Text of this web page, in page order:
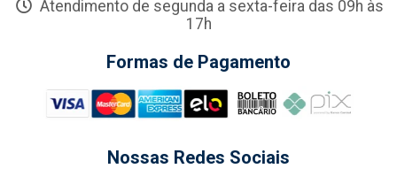
Atendimento de segunda a sexta-feira das 09h às
17h
Formas de Pagamento
Nossas Redes Sociais